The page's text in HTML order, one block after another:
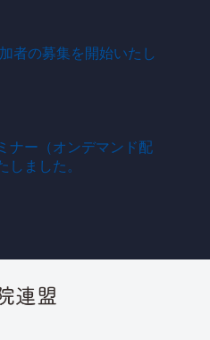
者の募集を開始いたし
ナー（オンデマンド配
しました。